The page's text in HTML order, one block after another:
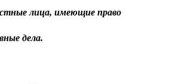
лица, имеющие право
дела.